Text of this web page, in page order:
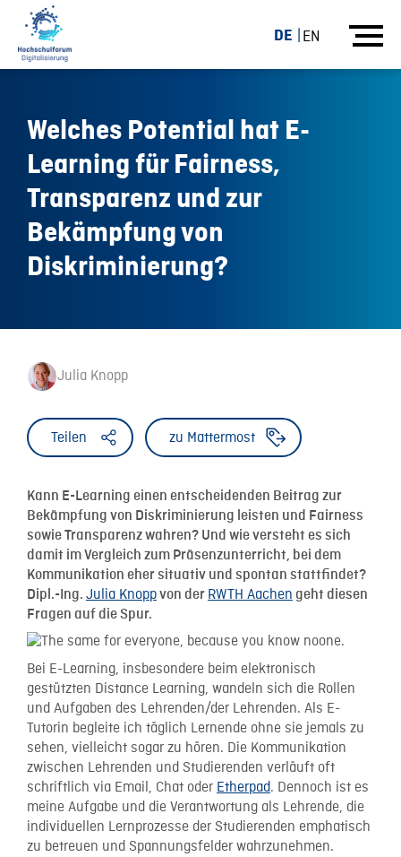
DE EN
Welches Potential hat E-
Learning für Fairness,
Transparenz und zur
Bekämpfung von
Diskriminierung?
Julia Knopp
Teilen zu Mattermost
Kann E-Learning einen entscheidenden Beitrag zur
Bekämpfung von Diskriminierung leisten und Fairness
sowie Transparenz wahren? Und wie versteht es sich
damit im Vergleich zum Präsenzunterricht, bei dem
Kommunikation eher situativ und spontan stattfindet?
Dipl.-Ing. Julia Knoppvon der RWTH Aachen geht diesen
Fragen auf die Spur.
Bei E-Learning, insbesondere beim elektronisch
gestützten Distance Learning, wandeln sich die Rollen
und Aufgaben des Lehrenden/der Lehrenden. Als E-
Tutorin begleite ich täglich Lernende ohne sie jemals zu
sehen, vielleicht sogar zu hören. Die Kommunikation
zwischen Lehrenden und Studierenden verläuft oft
schriftlich via Email, Chat oder Etherpad. Dennoch ist es
meine Aufgabe und die Verantwortung als Lehrende, die
individuellen Lernprozesse der Studierenden emphatisch
zu betreuen und Spannungsfelder wahrzunehmen.